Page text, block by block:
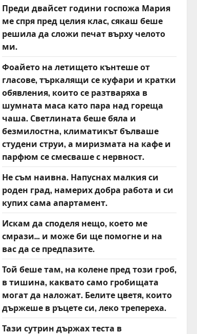
Преди двайсет години госпожа Мария
ме спря пред целия клас, сякаш беше
решила да сложи печат върху челото
ми.
Фоайето на летището кънтеше от
гласове, търкалящи се куфари и кратки
обявления, които се разтваряха в
шумната маса като пара над гореща
чаша. Светлината беше бяла и
безмилостна, климатикът бълваше
студени струи, а миризмата на кафе и
парфюм се смесваше с нервност.
Не съм наивна. Напуснах малкия си
роден град, намерих добра работа и си
купих сама апартамент.
Искам да споделя нещо, което ме
смрази… и може би ще помогне и на
вас да се предпазите.
Той беше там, на колене пред този гроб,
в тишина, каквато само гробищата
могат да наложат. Белите цветя, които
държеше в ръцете си, леко трепереха.
Тази сутрин държах теста в